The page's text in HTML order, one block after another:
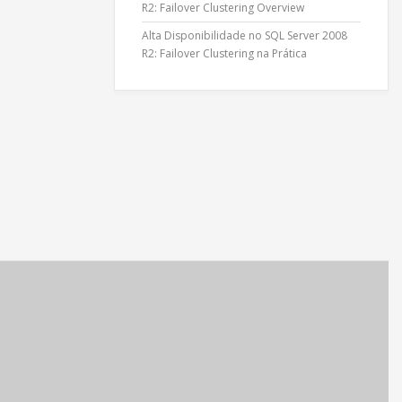
R2: Failover Clustering Overview
Alta Disponibilidade no SQL Server 2008
R2: Failover Clustering na Prática